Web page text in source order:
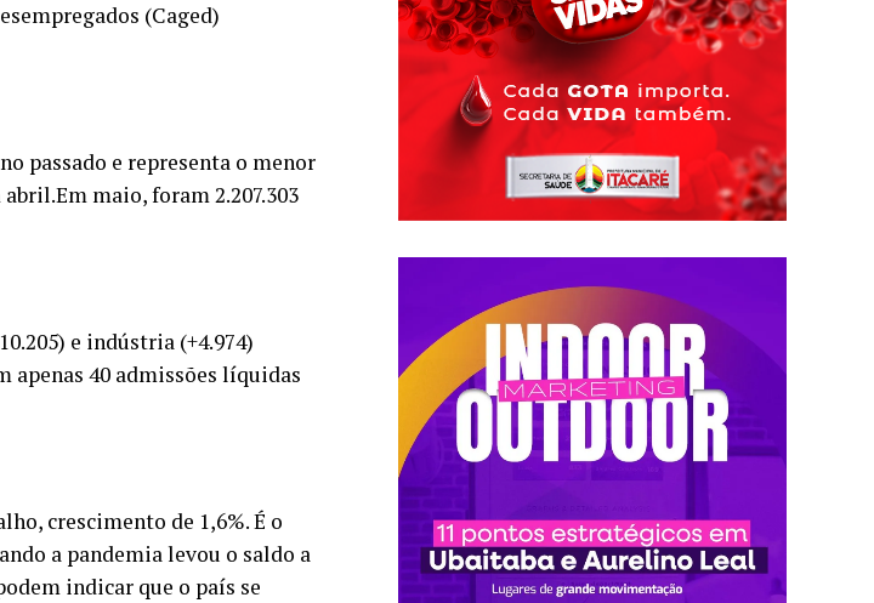
(Caged)
passado e representa o menor
maio, foram 2.207.303
e indústria (+4.974)
apenas 40 admissões líquidas
crescimento de 1,6%. É o
a pandemia levou o saldo a
indicar que o país se